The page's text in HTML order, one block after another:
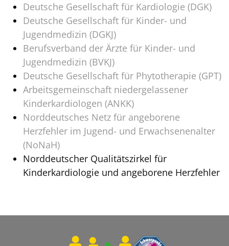
Deutsche Gesellschaft für Kardiologie (DGK)
Deutsche Gesellschaft für Kinder- und
Jugendmedizin (DGKJ)
Berufsverband der Ärzte für Kinder- und
Jugendmedizin (BVKJ)
Deutsche Gesellschaft für Phytotherapie (GPT)
Arbeitsgemeinschaft niedergelassener
Kinderkardiologen (ANKK)
Norddeutsches Netz für angeborene
Herzfehler im Jugend- und Erwachsenenalter
(NoNaH)
Norddeutscher Qualitätszirkel für
Kinderkardiologie und angeborene Herzfehler